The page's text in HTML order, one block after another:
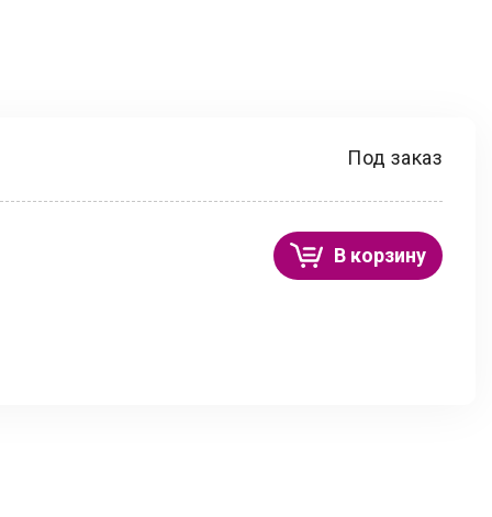
Под заказ
В корзину